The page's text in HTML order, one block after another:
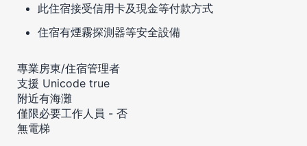
此住宿接受信用卡及現金等付款方式
住宿有煙霧探測器等安全設備
專業房東/住宿管理者
支援 Unicode true
附近有海灘
僅限必要工作人員 - 否
無電梯